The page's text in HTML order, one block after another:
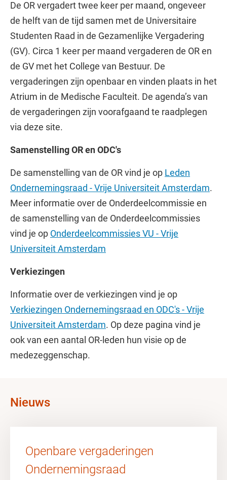
De OR vergadert twee keer per maand, ongeveer
de helft van de tijd samen met de Universitaire
Studenten Raad in de Gezamenlijke Vergadering
(GV). Circa 1 keer per maand vergaderen de OR en
de GV met het College van Bestuur. De
vergaderingen zijn openbaar en vinden plaats in het
Atrium in de Medische Faculteit. De agenda’s van
de vergaderingen zijn voorafgaand te raadplegen
via deze site.
Samenstelling OR en ODC's
De samenstelling van de OR vind je op Leden
Ondernemingsraad - Vrije Universiteit Amsterdam.
Meer informatie over de Onderdeelcommissie en
de samenstelling van de Onderdeelcommissies
vind je op Onderdeelcommissies VU - Vrije
Universiteit Amsterdam
Verkiezingen
Informatie over de verkiezingen vind je op
Verkiezingen Ondernemingsraad en ODC's - Vrije
Universiteit Amsterdam. Op deze pagina vind je
ook van een aantal OR-leden hun visie op de
medezeggenschap.
Nieuws
Openbare vergaderingen
Ondernemingsraad